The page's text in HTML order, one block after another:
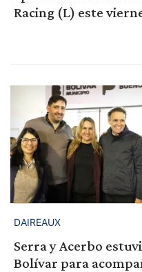
Racing (L) este
DAIREAUX
Serra y Acerbo
Bolívar para